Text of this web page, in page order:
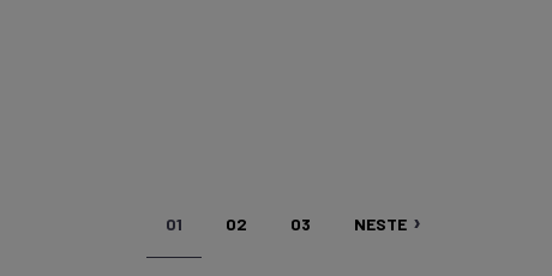
NÅVÆRENDE
01 SIDE
02 SIDE
03
NESTE
NESTE